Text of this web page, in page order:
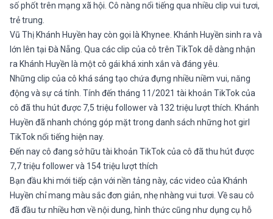
số phốt trên mạng xã hội. Cô nàng nổi tiếng qua nhiều clip vui tươi,
trẻ trung.
Vũ Thị Khánh Huyền hay còn gọi là Khynee. Khánh Huyền sinh ra và
lớn lên tại Đà Nẵng. Qua các clip của cô trên TikTok dễ dàng nhận
ra Khánh Huyền là một cô gái khá xinh xắn và đáng yêu.
Những clip của cô khá sáng tạo chứa đựng nhiều niềm vui, năng
động và sự cá tính. Tính đến tháng 11/2021 tài khoản TikTok của
cô đã thu hút được 7,5 triệu follower và 132 triệu lượt thích. Khánh
Huyền đã nhanh chóng góp mặt trong danh sách những hot girl
TikTok nổi tiếng hiện nay.
Đến nay cô đang sở hữu tài khoản TikTok của cô đã thu hút được
7,7 triệu follower và 154 triệu lượt thích
Bạn đầu khi mới tiếp cận với nền tảng này, các video của Khánh
Huyền chỉ mang màu sắc đơn giản, nhẹ nhàng vui tươi. Về sau cô
đã đầu tư nhiều hơn về nội dung, hình thức cũng như dụng cụ hỗ